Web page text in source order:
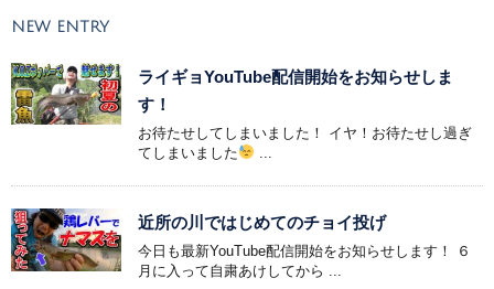
NEW ENTRY
ライギョYouTube配信開始をお知らせしま
す！
お待たせしてしまいました！ イヤ！お待たせし過ぎ
てしまいました
近所の川ではじめてのチョイ投げ
今日も最新YouTube配信開始をお知らせします！ ６
月に入って自粛あけしてから ...